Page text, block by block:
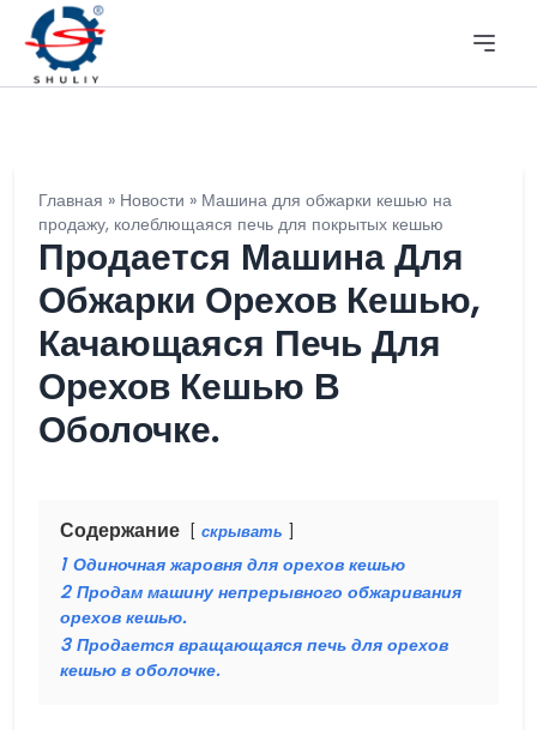
Главная » Новости » Машина для обжарки кешью на
продажу, колеблющаяся печь для покрытых кешью
Продается Машина Для
Обжарки Орехов Кешью,
Качающаяся Печь Для
Орехов Кешью В
Оболочке.
Содержание скрывать
1 Одиночная жаровня для орехов кешью
2 Продам машину непрерывного обжаривания
орехов кешью.
3 Продается вращающаяся печь для орехов
кешью в оболочке.